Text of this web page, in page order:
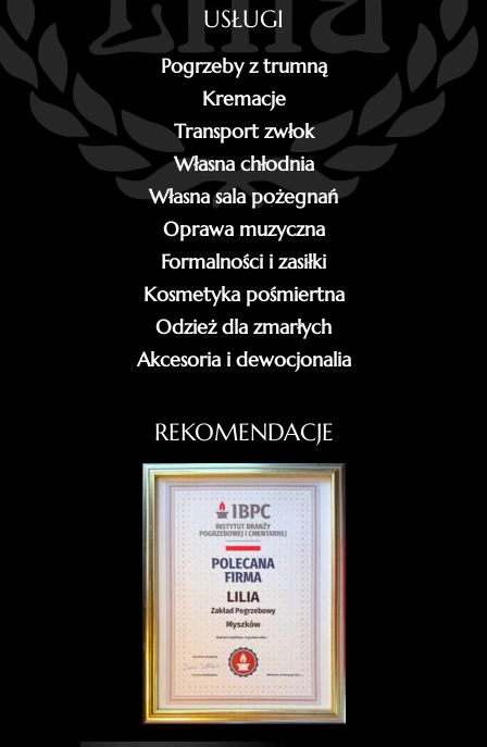
USŁUGI
Pogrzeby z trumną
Kremacje
Transport zwłok
Własna chłodnia
Własna sala pożegnań
Oprawa muzyczna
Formalności i zasiłki
Kosmetyka pośmiertna
Odzież dla zmarłych
Akcesoria i dewocjonalia
REKOMENDACJE